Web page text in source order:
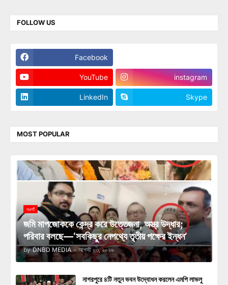
FOLLOW US
Facebook
YouTube instagram
LinkedIn Skype
MOST POPULAR
নওগাঁ
জমি মাপজোককে কেন্দ্র করে উত্তেজনা, অস্ত্র উদ্ধার;
পরিবার বলছে—‘সবকিছুর নেপথ্যে তৃতীয় পক্ষের ইন্ধন’
by DNBD MEDIA - আগস্ট ০৩, ২০২৬
নাগরপুরে ৪টি নতুন ভবন উদ্বোধন করলেন এমপি লাভলু